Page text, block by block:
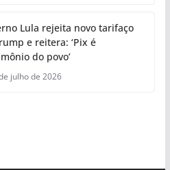
Lula rejeita novo tarifaço
e reitera: ‘Pix é
do povo’
julho de 2026